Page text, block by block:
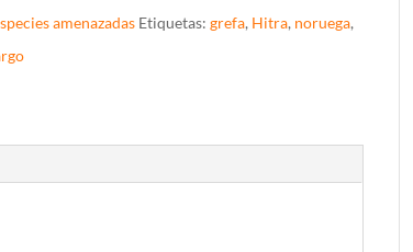
amenazadas Etiquetas:grefa, Hitra, noruega,